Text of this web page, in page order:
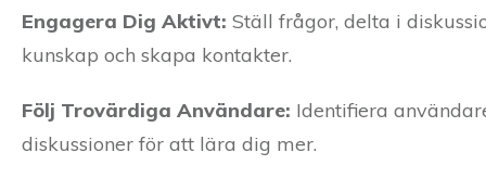
Engagera Dig Aktivt: Ställ frågor, delta i
kunskap och skapa kontakter.
Följ Trovärdiga Användare: Identifiera
diskussioner för att lära dig mer.